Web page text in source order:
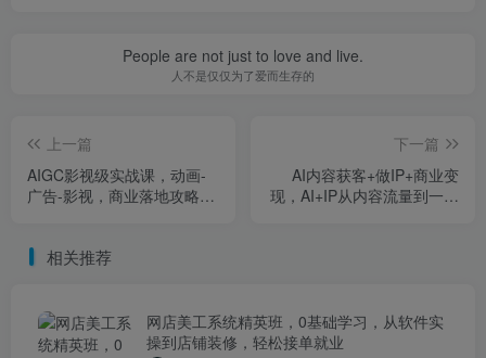
People are not just to love and live.
人不是仅仅为了爱而生存的
上一篇
AIGC影视级实战课，动画-
广告-影视，​商业落地攻略
下一篇
AI内容获客+做IP+商业变
现，AI+IP从内容流量到一人
相关推荐
网店美工系统精英班，0基础学习，从软件实
操到店铺装修，轻松接单就业